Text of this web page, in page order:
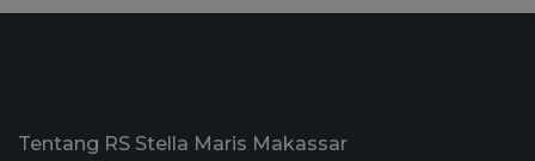
Tentang RS Stella Maris Makassar